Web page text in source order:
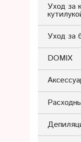
Уход за
Уход за
DOMIX